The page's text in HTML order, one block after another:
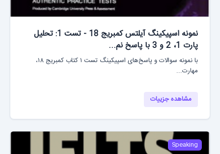
نمونه اسپیکینگ آیلتس کمبریج 18 - تست 1: تحلیل
پارت 1، 2 و 3 با پاسخ نم...
با نمونه سوالات و پاسخ‌های اسپیکینگ تست ۱ کتاب کمبریج ۱۸،
مهارت...
مشاهده جزییات
Speaking